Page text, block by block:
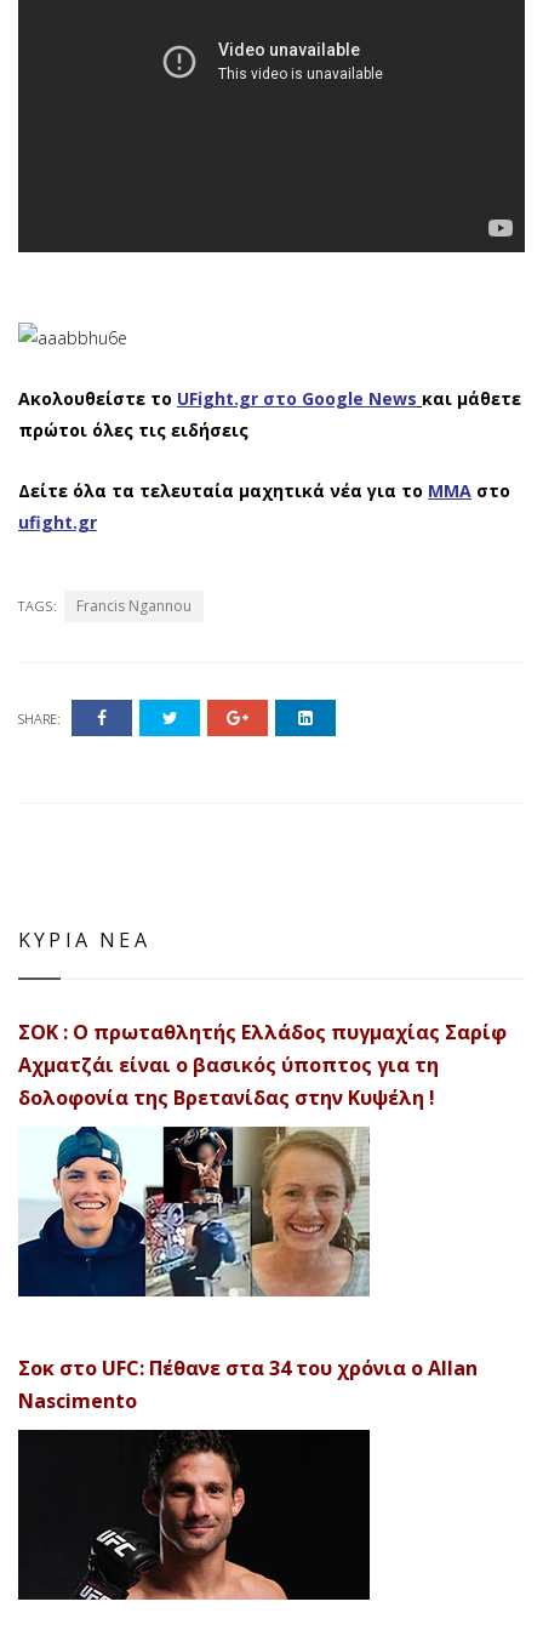
Ακολουθείστε το UFight.gr στο Google News και μάθετε
πρώτοι όλες τις ειδήσεις
Δείτε όλα τα τελευταία μαχητικά νέα για το ΜΜΑ στο
ufight.gr
TAGS: Francis Ngannou
SHARE:
ΚΥΡΙΑ ΝΕΑ
ΣΟΚ : Ο πρωταθλητής Ελλάδος πυγμαχίας Σαρίφ
Αχματζάι είναι ο βασικός ύποπτος για τη
δολοφονία της Βρετανίδας στην Κυψέλη !
Σοκ στο UFC: Πέθανε στα 34 του χρόνια ο Allan
Nascimento